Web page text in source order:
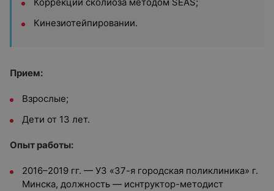
Кинезиотейпировании.
Прием:
Взрослые;
Дети от 13 лет.
Опыт работы:
2016–2019 гг. — УЗ «37-я городская поликлиника» г.
Минска, должность — иснтруктор-методист